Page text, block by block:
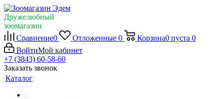
Дружелюбный
зоомагазин
Сравнение0 Отложенные 0 Корзина0 пуста 0
ВойтиМой кабинет
+7 (3843) 60-58-60
Заказать звонок
Каталог